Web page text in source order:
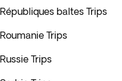
Républiques baltes Trips
Roumanie Trips
Russie Trips